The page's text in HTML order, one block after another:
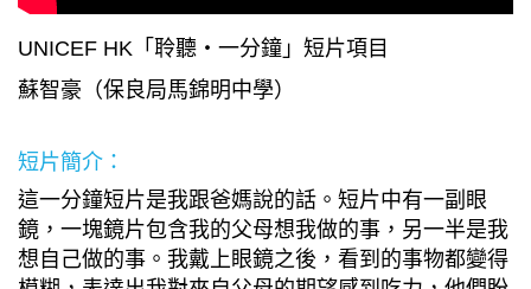
UNICEF HK「聆聽・一分鐘」短片項目
蘇智豪（保良局馬錦明中學）
短片簡介：
這一分鐘短片是我跟爸媽說的話。短片中有一副眼
鏡，一塊鏡片包含我的父母想我做的事，另一半是我
想自己做的事。我戴上眼鏡之後，看到的事物都變得